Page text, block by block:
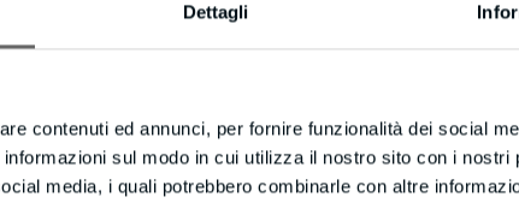
Dettagli
contenuti ed annunci, per fornire funzionalità dei social
sul modo in cui utilizza il nostro sito con i nostri
media, i quali potrebbero combinarle con altre